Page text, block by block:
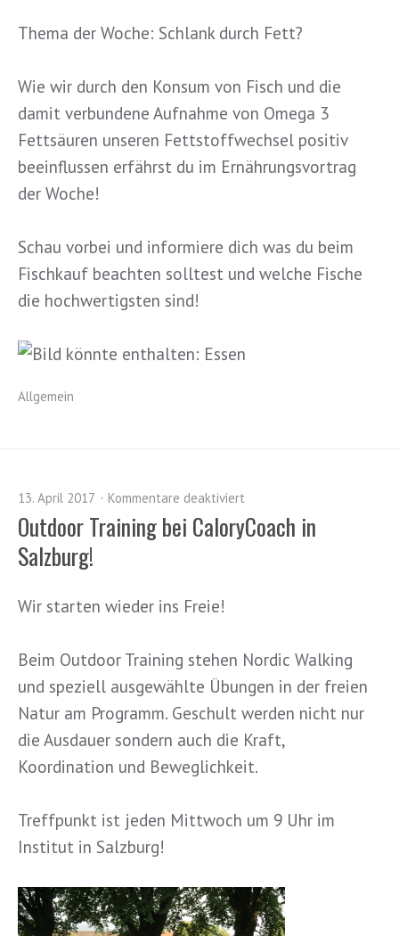
Thema der Woche: Schlank durch Fett?
Wie wir durch den Konsum von Fisch und die
damit verbundene Aufnahme von Omega 3
Fettsäuren unseren Fettstoffwechsel positiv
beeinflussen erfährst du im Ernährungsvortrag
der Woche!
Schau vorbei und informiere dich was du beim
Fischkauf beachten solltest und welche Fische
die hochwertigsten sind!
Allgemein
13. April 2017 Kommentare deaktiviert
Outdoor Training bei CaloryCoach in
Salzburg!
Wir starten wieder ins Freie!
Beim Outdoor Training stehen Nordic Walking
und speziell ausgewählte Übungen in der freien
Natur am Programm. Geschult werden nicht nur
die Ausdauer sondern auch die Kraft,
Koordination und Beweglichkeit.
Treffpunkt ist jeden Mittwoch um 9 Uhr im
Institut in Salzburg!